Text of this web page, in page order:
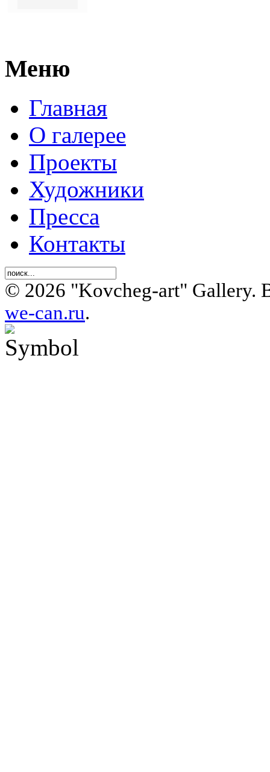
Меню
Главная
О галерее
Проекты
Художники
Пресса
Контакты
© 2026 "Kovcheg-art" Gallery.
we-can.ru.